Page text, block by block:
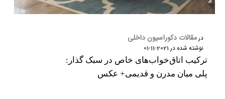
درمقالات دکوراسیون داخلی
نوشته شده در2021-11-01
ترکیب اتاق‌خواب‌های خاص در سبک گذار:
پلی میان مدرن و قدیمی+ عکس